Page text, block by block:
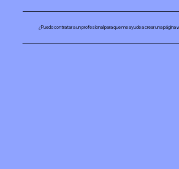
¿Puedo contratar a un profesional para que me ayude a crear una página